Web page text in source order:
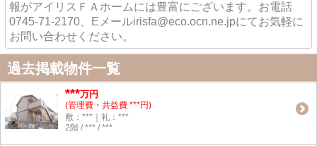
報がアイリスＦＡホームには豊富にございます。お電話
0745-71-2170、Eメールirisfa@eco.ocn.ne.jpにてお気軽に
お問い合わせください。
過去掲載物件一覧
***万円
(管理費・共益費 ***円)
敷：***｜礼：***
2階 / *** / ***